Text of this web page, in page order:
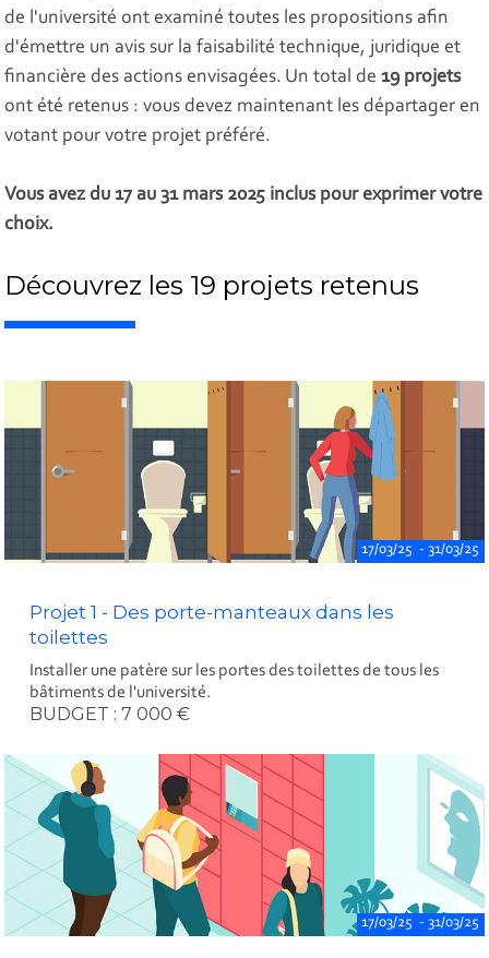
de l'université ont examiné toutes les propositions afin
d'émettre un avis sur la faisabilité technique, juridique et
financière des actions envisagées. Un total de19 projets
ont été retenus : vous devez maintenant les départager en
votant pour votre projet préféré.
Vous avez du 17 au 31 mars 2025 inclus pour exprimer votre
choix.
Découvrez les 19 projets retenus
17/03/25 - 31/03/25
Projet 1 - Des porte-manteaux dans les
toilettes
Installer une patère sur les portes des toilettes de tous les
bâtiments de l'université.
BUDGET : 7 000 €
17/03/25 - 31/03/25